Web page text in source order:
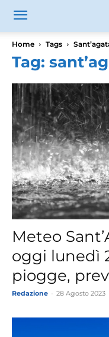
Home Tags
Tag:
Meteo
oggi lunedì
piogge,
Redazione 28 Agosto 2023